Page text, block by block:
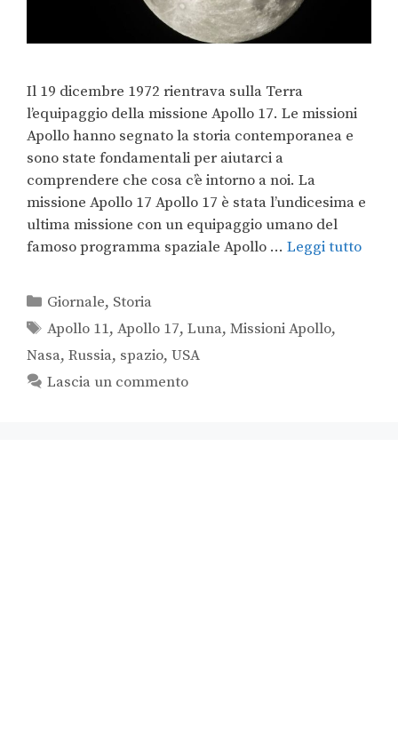
Il 19 dicembre 1972 rientrava sulla Terra
l’equipaggio della missione Apollo 17. Le missioni
Apollo hanno segnato la storia contemporanea e
sono state fondamentali per aiutarci a
comprendere che cosa c’è intorno a noi. La
missione Apollo 17 Apollo 17 è stata l’undicesima e
ultima missione con un equipaggio umano del
famoso programma spaziale Apollo … Leggi tutto
Giornale, Storia
Apollo 11,Apollo 17,Luna,Missioni Apollo,
Nasa, Russia, spazio, USA
Lascia un commento